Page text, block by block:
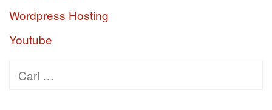
Wordpress Hosting
Youtube
Cari